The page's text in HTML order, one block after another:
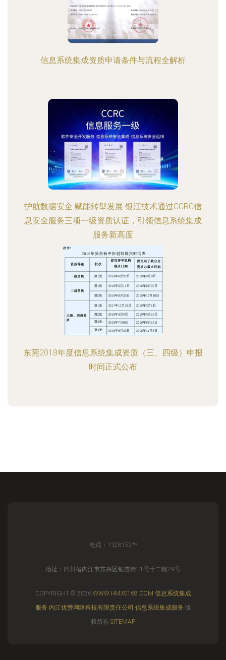
信息系统集成资质申请条件与流程全解析
护航数据安全 赋能转型发展 银江技术通过CCRC信
息安全服务三项一级资质认证，引领信息系统集成
服务新高度
东莞2018年度信息系统集成资质（三、四级）申报
时间正式公布
电话：1328152**
地址：四川省内江市东兴区银杏街11号十二幢29号
COPYRIGHT © 2026 WWW.HMXS168.COM 信息系统集成
服务 内江优赞网络科技有限责任公司 信息系统集成服务 版
权所有 SITEMAP